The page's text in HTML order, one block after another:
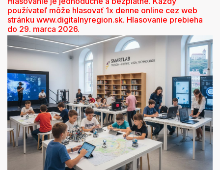
používateľ môže hlasovať 1x denne online cez web
stránku www.digitalnyregion.sk. Hlasovanie prebieha
do 29. marca 2026.